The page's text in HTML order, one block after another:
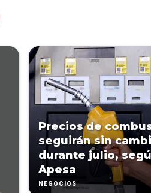
Precios de
seguirán sin
durante julio,
Apesa
NEGOCIOS